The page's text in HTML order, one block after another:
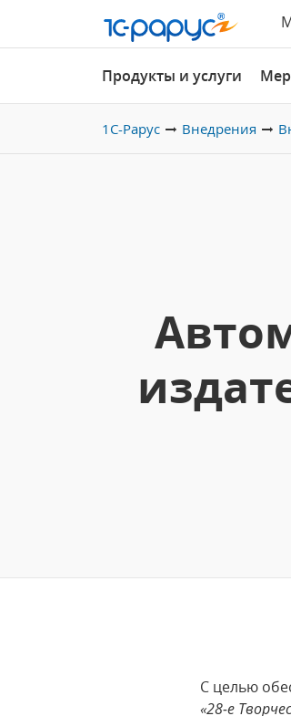
Продукты и услуги
1С-Рарус Внедрения
С целью
«28-е